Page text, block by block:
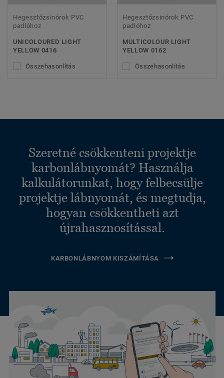
Hegesztőzsinórok PVC
padlóhoz
UNICOLOURED LIGHT
YELLOW 0416
Összehasonlítás
Hegesztőzsinórok PVC
padlóhoz
MULTICOLOUR LIGHT
YELLOW 0162
Összehasonlítás
Szeretné csökkenteni projektje
karbonlábnyomát? Használja
kalkulátorunkat, hogy felbecsülje
projektje lábnyomát, és megtudja,
hogyan csökkentheti azt
újrahasznosítással.
KARBONLÁBNYOM KISZÁMÍTÁSA